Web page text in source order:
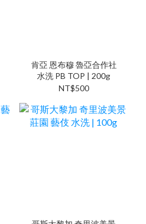
肯亞 恩布穆 魯亞合作社
水洗 PB TOP | 200g
NT$500